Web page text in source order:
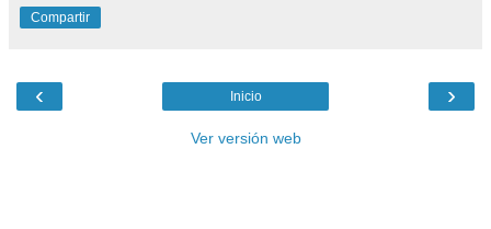
Compartir
‹ ›
Inicio
Ver versión web